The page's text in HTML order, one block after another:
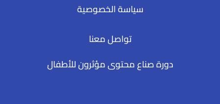
سياسة الخصوصية
تواصل معنا
دورة صناع محتوى مؤثرون للأطفال